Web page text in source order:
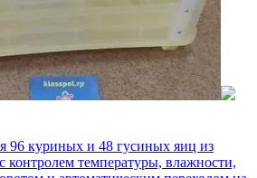
96 куриных и 48 гусиных яиц из
контролем температуры, влажности,